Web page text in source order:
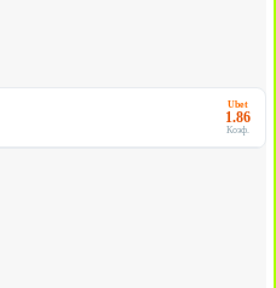
Ubet
1.86
Коэф.